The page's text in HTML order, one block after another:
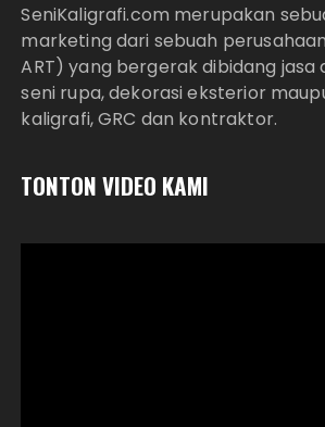
SeniKaligrafi.com merupakan
marketing dari sebuah perusahaan
ART) yang bergerak dibidang jasa
seni rupa, dekorasi eksterior
kaligrafi, GRC dan kontraktor.
TONTON VIDEO KAMI